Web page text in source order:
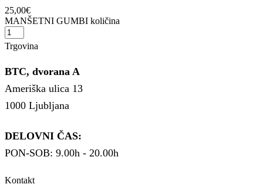
25,00€
MANŠETNI GUMBI količina
Trgovina
BTC, dvorana A
Ameriška ulica 13
1000 Ljubljana
DELOVNI ČAS:
PON-SOB: 9.00h - 20.00h
Kontakt